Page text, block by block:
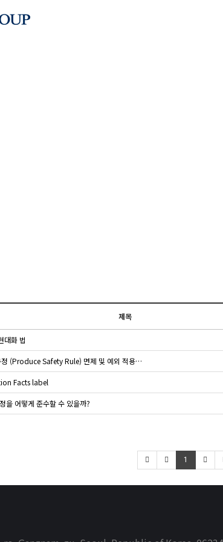
제목
대화 법
정 (Produce Safety Rule) 면제 및 예외 적용…
Facts label
을 어떻게 준수할 수 있을까?
1